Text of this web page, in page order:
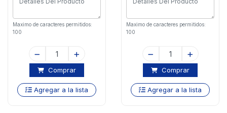
Maximo de caracteres permitidos:
100
Comprar
Agregar a la lista
Maximo de caracteres permitidos:
100
Comprar
Agregar a la lista